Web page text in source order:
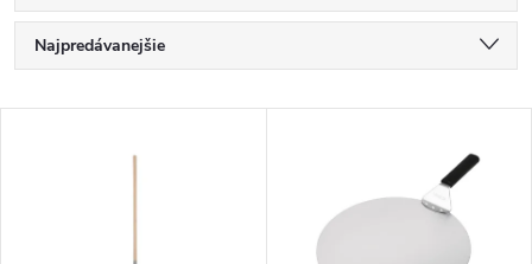
R
a
Najpredávanejšie